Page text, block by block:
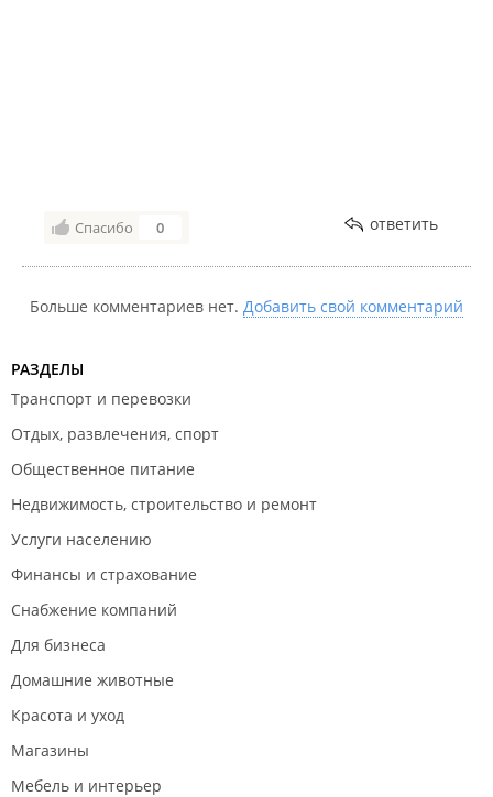
Спасибо 0 ответить
Больше комментариев нет. Добавить свой комментарий
РАЗДЕЛЫ
Транспорт и перевозки
Отдых, развлечения, спорт
Общественное питание
Недвижимость, строительство и ремонт
Услуги населению
Финансы и страхование
Снабжение компаний
Для бизнеса
Домашние животные
Красота и уход
Магазины
Мебель и интерьер